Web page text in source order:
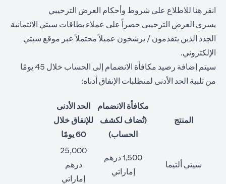
انقر هنا opens in a new tab
للاطلاع على شروط وأحكام العرض الترحيبي
يسري العرض الترحيبي حصراً على عملاء بطاقات سيتي الائتمانية
الجدد الذين يتقدمون / يرشحون عميلاً محتملاً عبر موقع سيتي
الإلكتروني.
سيتم إضافة رصيد مكافأة الانضمام إلى الحساب خلال 45 يومًا
من تلبية الحد الأدنى لمتطلبات الإنفاق أدناه:
المنتج
مكافأة الانضمام
(تُضاف لكشف
الحساب)
الحد الأدنى
للإنفاق خلال
60 يومًا
سيتي ألتيما
1,500 درهم
إماراتي
25,000
درهم
إماراتي